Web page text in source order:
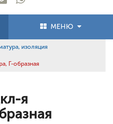
МЕНЮ
изоляция
Г-образная
я